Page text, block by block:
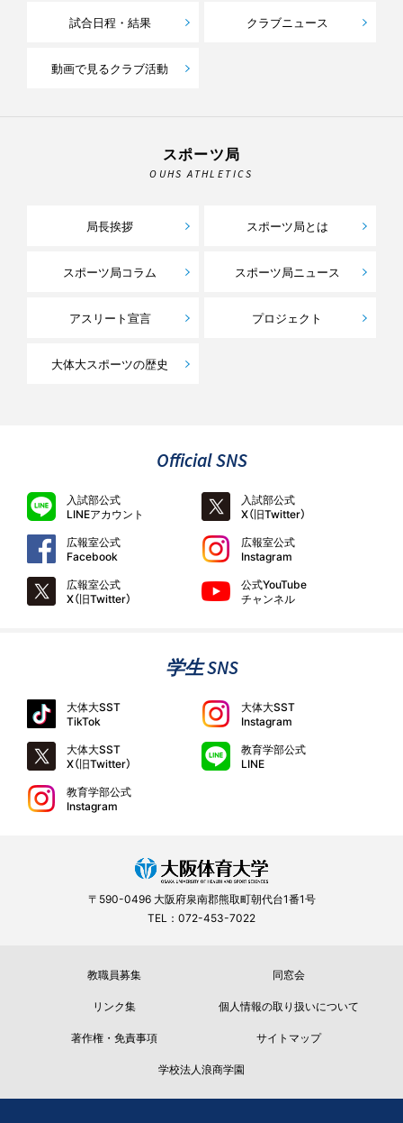
試合日程・結果 クラブニュース
動画で見るクラブ活動
スポーツ局
OUHS ATHLETICS
局長挨拶 スポーツ局とは
スポーツ局コラム スポーツ局ニュース
アスリート宣言 プロジェクト
大体大スポーツの歴史
Official SNS
入試部公式
LINEアカウント
入試部公式
X（旧Twitter）
広報室公式
Facebook
広報室公式
Instagram
広報室公式
X（旧Twitter）
公式YouTube
チャンネル
学生 SNS
大体大SST
TikTok
大体大SST
Instagram
大体大SST
X（旧Twitter）
教育学部公式
LINE
教育学部公式
Instagram
〒590-0496 大阪府泉南郡熊取町朝代台1番1号
TEL：072-453-7022
教職員募集
同窓会
リンク集
個人情報の取り扱いについて
著作権・免責事項
サイトマップ
学校法人浪商学園